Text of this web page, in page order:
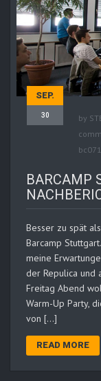
SEP.
30 by
BARCAMP
Besser zu spät
Barcamp
meine
der Repulica und
Freitag Abend
Warm-Up Party,
von […]
READ MORE